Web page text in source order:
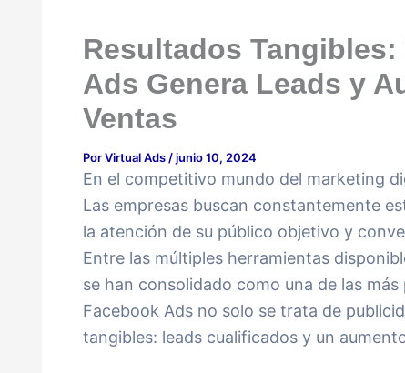
Resultados
Ads Genera Leads y
Ventas
PorVirtual Ads /junio 10, 2024
En el competitivo mundo del marketing
Las empresas buscan constantemente
la atención de su público objetivo y
Entre las múltiples herramientas
se han consolidado como una de las
Facebook Ads no solo se trata de
tangibles: leads cualificados y un